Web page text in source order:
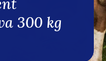
300 kg